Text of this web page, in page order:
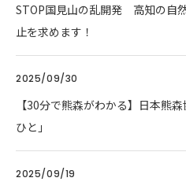
STOP国見山の乱開発 高知の自
止を求めます！
2025/09/30
【30分で熊森がわかる】日本熊
ひと」
2025/09/19